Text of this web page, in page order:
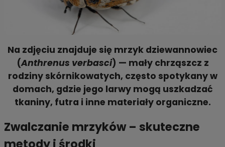
Na zdjęciu znajduje się mrzyk dziewannowiec
(Anthrenus verbasci) — mały chrząszcz z
rodziny skórnikowatych, często spotykany w
domach, gdzie jego larwy mogą uszkadzać
tkaniny, futra i inne materiały organiczne.
Zwalczanie mrzyków – skuteczne